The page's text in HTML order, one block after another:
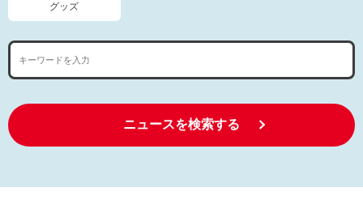
グッズ
ニュースを検索する